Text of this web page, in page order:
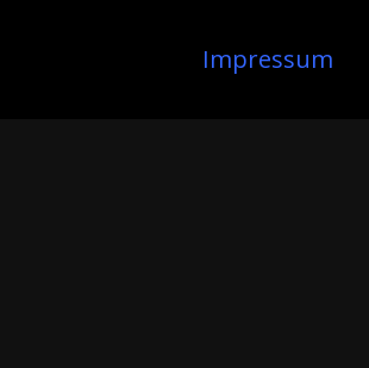
Impressum